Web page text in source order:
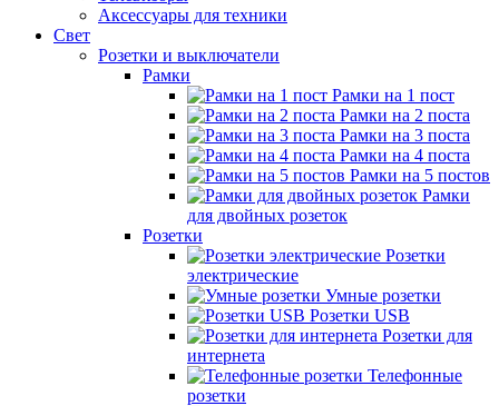
Аксессуары для техники
Свет
Розетки и выключатели
Рамки
Рамки на 1 пост
Рамки на 2 поста
Рамки на 3 поста
Рамки на 4 поста
Рамки на 5 постов
Рамки
для двойных розеток
Розетки
Розетки
электрические
Умные розетки
Розетки USB
Розетки для
интернета
Телефонные
розетки